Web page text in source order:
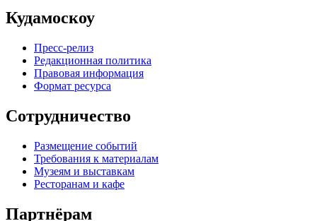
Кудамоскоу
Пресс-релиз
Редакционная политика
Правовая информация
Формат ресурса
Сотрудничество
Размещение событий
Требования к материалам
Музеям и выставкам
Ресторанам и кафе
Партнёрам